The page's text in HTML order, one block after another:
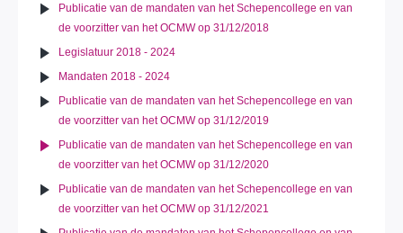
Publicatie van de mandaten van het Schepencollege en van
de voorzitter van het OCMW op 31/12/2018
Legislatuur 2018 - 2024
Mandaten 2018 - 2024
Publicatie van de mandaten van het Schepencollege en van
de voorzitter van het OCMW op 31/12/2019
Publicatie van de mandaten van het Schepencollege en van
de voorzitter van het OCMW op 31/12/2020
Publicatie van de mandaten van het Schepencollege en van
de voorzitter van het OCMW op 31/12/2021